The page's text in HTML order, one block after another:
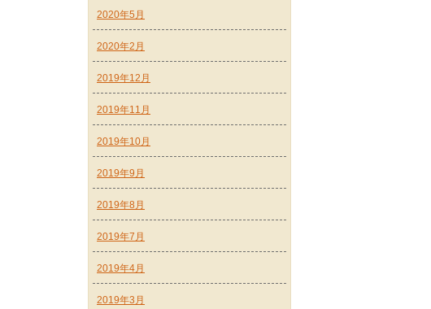
2020年5月
2020年2月
2019年12月
2019年11月
2019年10月
2019年9月
2019年8月
2019年7月
2019年4月
2019年3月